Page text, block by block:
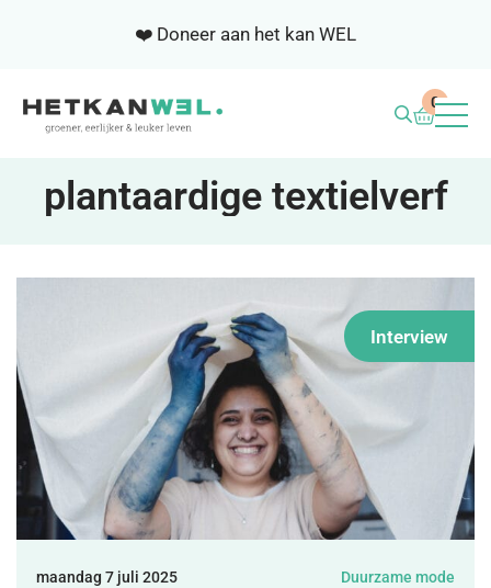
❤️ Doneer aan het kan WEL
BLOG
NIEUWSBRIEF
OVER ONS
DONEREN
0
plantaardige textielverf
Interview
maandag 7 juli 2025 Duurzame mode